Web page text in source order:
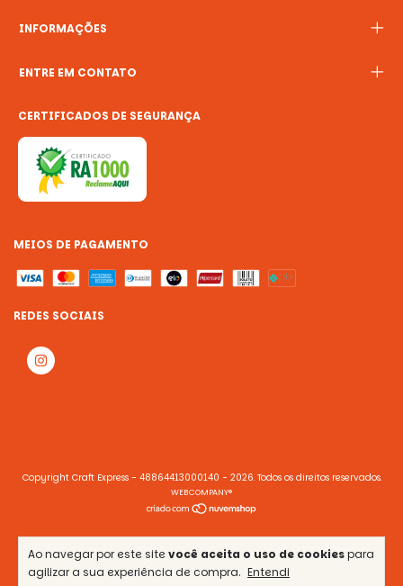
Ao navegar por este site você aceita o uso de cookiespara
agilizar a sua experiência de compra. Entendi
INFORMAÇÕES
ENTRE EM CONTATO
CERTIFICADOS DE SEGURANÇA
MEIOS DE PAGAMENTO
REDES SOCIAIS
Copyright Craft Express - 48864413000140 - 2026. Todos os direitos reservados.
WEBCOMPANY®